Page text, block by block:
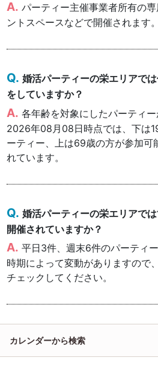
パーティー主催事業者所有の
ントスペースなどで開催されます。
婚活パーティーの栄エリアで
をしていますか？
各年齢を対象にしたパーティー
2026年08月08日時点では、下は
ーティー、上は69歳の方が参加可
れています。
婚活パーティーの栄エリアで
開催されていますか？
平日3件、週末6件のパーティ
時期によって変動がありますので
チェックしてください。
カレンダーから検索